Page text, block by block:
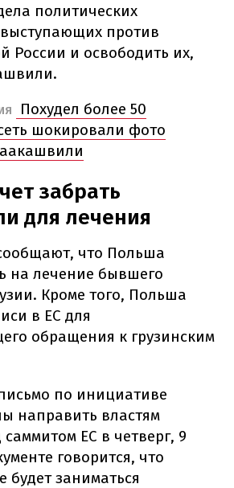
политических
против
России и освободить их,
Похудел более 50
шокировали фото
забрать
для лечения
что Польша
на лечение бывшего
Кроме того, Польша
в ЕС для
обращения к грузинским
по инициативе
направить властям
ЕС в четверг, 9
говорится, что
заниматься